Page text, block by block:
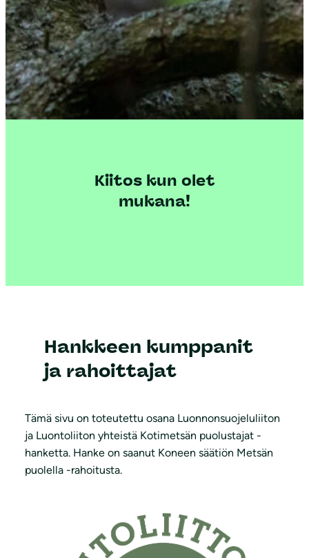
Kiitos kun olet
mukana!
Hankkeen kumppanit
ja rahoittajat
Tämä sivu on toteutettu osana Luonnonsuojeluliiton
ja Luontoliiton yhteistä Kotimetsän puolustajat -
hanketta. Hanke on saanut Koneen säätiön Metsän
puolella -rahoitusta.